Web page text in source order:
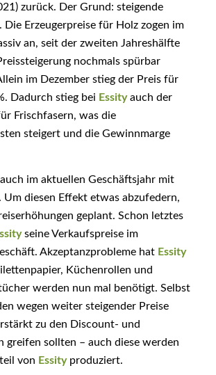
zurück. Der Grund: steigende
Die Erzeugerpreise für Holz zogen im
an, seit der zweiten Jahreshälfte
nochmals spürbar
im Dezember stieg der Preis für
Dadurch stieg bei Essityauch der
Frischfasern, was die
steigert und die Gewinnmarge
im aktuellen Geschäftsjahr mit
diesen Effekt etwas abzufedern,
geplant. Schon letztes
seine Verkaufspreise im
Akzeptanzprobleme hat Essity
Küchenrollen und
werden nun mal benötigt. Selbst
wegen weiter steigender Preise
zu den Discount- und
greifen sollten – auch diese werden
von Essityproduziert.